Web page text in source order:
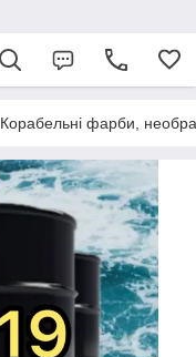
Корабельні фарби,